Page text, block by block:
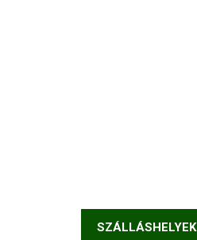
SZÁLLÁSHELYEK